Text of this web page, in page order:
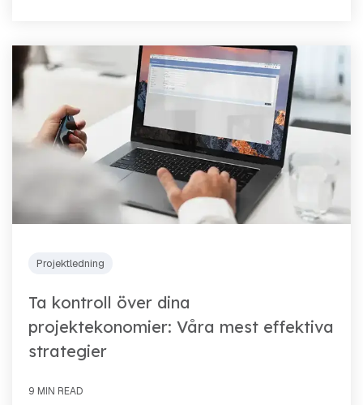
Projektledning
Ta kontroll över dina
projektekonomier: Våra mest effektiva
strategier
9 MIN READ